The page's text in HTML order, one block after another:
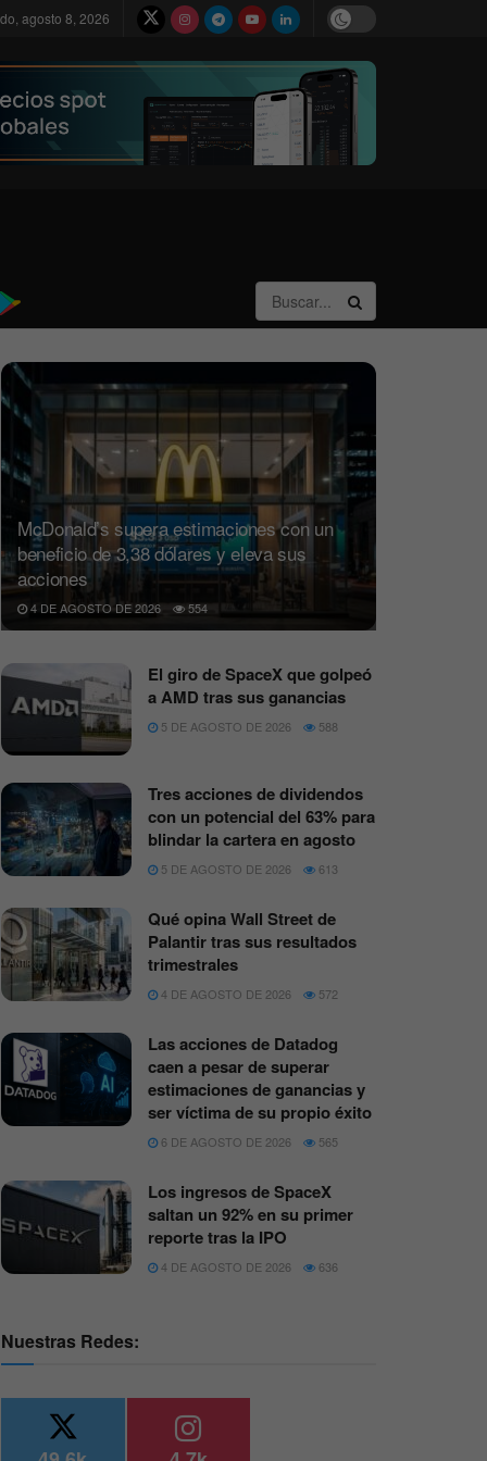
agosto 8, 2026
McDonald’s supera estimaciones con un
beneficio de 3,38 dólares y eleva sus
acciones
4 DE AGOSTO DE 2026 554
El giro de SpaceX que golpeó
a AMD tras sus ganancias
5 DE AGOSTO DE 2026 588
Tres acciones de dividendos
con un potencial del 63% para
blindar la cartera en agosto
5 DE AGOSTO DE 2026 613
Qué opina Wall Street de
Palantir tras sus resultados
trimestrales
4 DE AGOSTO DE 2026 572
Las acciones de Datadog
caen a pesar de superar
estimaciones de ganancias y
ser víctima de su propio éxito
6 DE AGOSTO DE 2026 565
Los ingresos de SpaceX
saltan un 92% en su primer
reporte tras la IPO
4 DE AGOSTO DE 2026 636
Nuestras Redes: